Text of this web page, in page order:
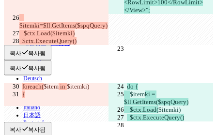
<RowLimit>100</RowLimit>
</View>";
$itemki=$ll.GetItems($spqQuery)
   $ctx.Load($itemki)
  $ctx.ExecuteQuery()
복사 복사됨
복사 복사됨
foreach($item in $itemki)
do {
{
$itemki =
$ll.GetItems($spqQuery)
    $ctx.Load(
$itemki)
  $ctx.ExecuteQuery()
복사 복사됨
CLI
이용약관
개인정보처리방침
API
iManage
English
Deutsch
Español
Français
Italiano
日本語
Português
简体中文